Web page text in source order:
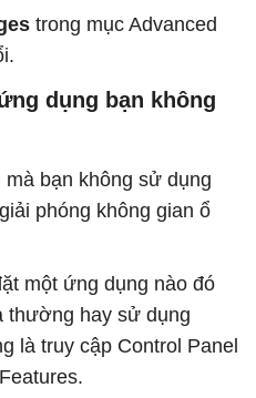
trong mục Advanced
dụng bạn không
bạn không sử dụng
phóng không gian ổ
một ứng dụng nào đó
thường hay sử dụng
là truy cập Control Panel